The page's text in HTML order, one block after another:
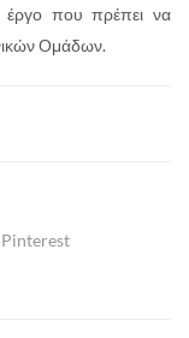
έργο που πρέπει να
Ομάδων.
Pinterest